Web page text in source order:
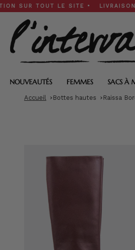
Skip
to
content
LE SITE • LIVRAISON
NOUVEAUTÉS FEMMES SACS À
Accueil Bottes hautes Raissa